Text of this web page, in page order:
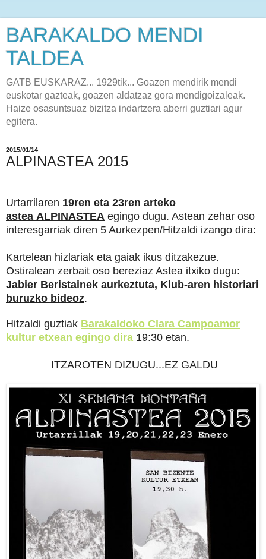
BARAKALDO MENDI
TALDEA
GATB EUSKARAZ... 1929tik... Goazen mendirik mendi
euskotar gazteak, goazen aldatzaz gora mendigoizaleak.
Haize osasuntsuaz bizitza indartzera aberri guztiari agur
egitera.
2015/01/14
ALPINASTEA 2015
Urtarrilaren 19ren eta 23ren arteko
astea ALPINASTEA egingo dugu. Astean zehar oso
interesgarriak diren 5 Aurkezpen/Hitzaldi izango dira:
Kartelean hizlariak eta gaiak ikus ditzakezue.
Ostiralean zerbait oso bereziaz Astea itxiko dugu:
Jabier Beristainek aurkeztuta, Klub-aren historiari
buruzko bideoz.
Hitzaldi guztiak Barakaldoko Clara Campoamor
kultur etxean egingo dira 19:30 etan.
ITZAROTEN DIZUGU...EZ GALDU